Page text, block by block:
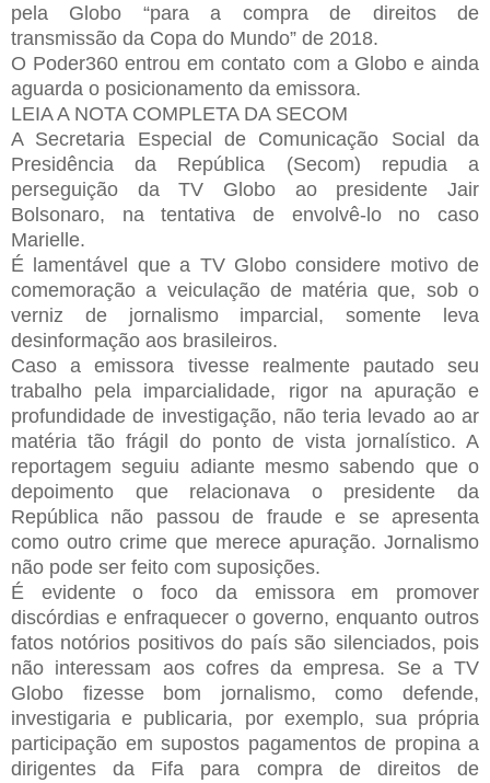
pela Globo “para a compra de direitos de
transmissão da Copa do Mundo” de 2018.
O Poder360 entrou em contato com a Globo e ainda
aguarda o posicionamento da emissora.
LEIA A NOTA COMPLETA DA SECOM
A Secretaria Especial de Comunicação Social da
Presidência da República (Secom) repudia a
perseguição da TV Globo ao presidente Jair
Bolsonaro, na tentativa de envolvê-lo no caso
Marielle.
É lamentável que a TV Globo considere motivo de
comemoração a veiculação de matéria que, sob o
verniz de jornalismo imparcial, somente leva
desinformação aos brasileiros.
Caso a emissora tivesse realmente pautado seu
trabalho pela imparcialidade, rigor na apuração e
profundidade de investigação, não teria levado ao ar
matéria tão frágil do ponto de vista jornalístico. A
reportagem seguiu adiante mesmo sabendo que o
depoimento que relacionava o presidente da
República não passou de fraude e se apresenta
como outro crime que merece apuração. Jornalismo
não pode ser feito com suposições.
É evidente o foco da emissora em promover
discórdias e enfraquecer o governo, enquanto outros
fatos notórios positivos do país são silenciados, pois
não interessam aos cofres da empresa. Se a TV
Globo fizesse bom jornalismo, como defende,
investigaria e publicaria, por exemplo, sua própria
participação em supostos pagamentos de propina a
dirigentes da Fifa para compra de direitos de